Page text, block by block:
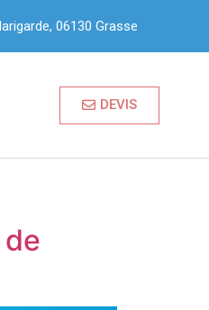
06130 Grasse
DEVIS